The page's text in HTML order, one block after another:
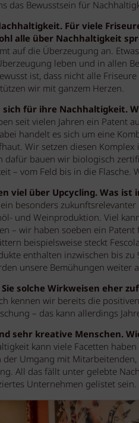
das Bewusstsein für
Für viele
alle über Nachhaltigkeit
auf die Überzeugung an.
leben und in allen
ist, dass nicht alle
wir mit ganzem Herzen.
sich für ihre Nachhaltigkeit.
seit vielen Jahren ein Patent
handelt es sich um eine
Wir setzen diesen
dafür bauen wir biologisch
– vom Feld bis in die
viel über Upcycling. Was
besonders
und Weinproduktion. Viel
– wir haben soeben ein
beispielsweise steckt
enthalten inzwischen bis
unsere Bemühungen weiter
solche Wirkweisen eher
kennen wir bereits die
– das kann allerdings
sehr kreative Menschen.
kann viele Facetten
der Umgang mit
All das fällt unter gelebte
Unternehmen gelistet sein.